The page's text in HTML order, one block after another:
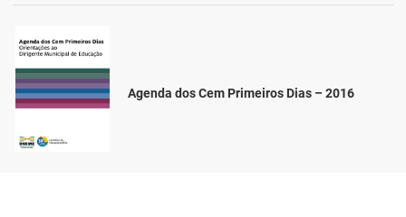
Agenda dos Cem Primeiros Dias – 2016